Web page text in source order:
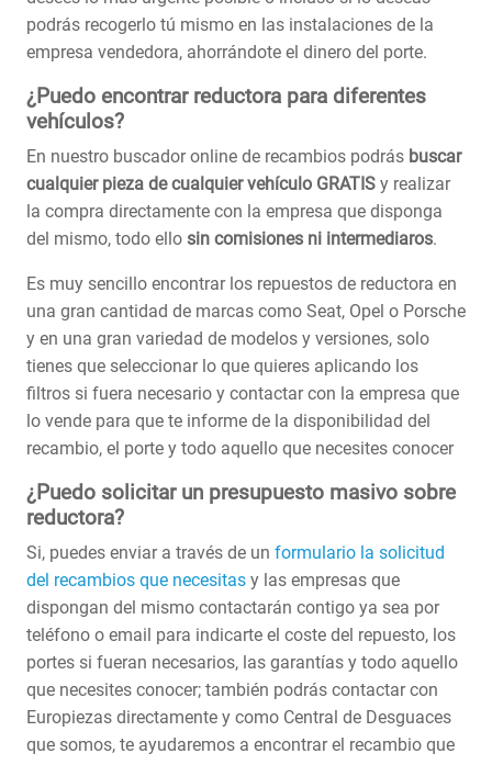
podrás recogerlo tú mismo en las instalaciones de la
empresa vendedora, ahorrándote el dinero del porte.
¿Puedo encontrar reductora para diferentes
vehículos?
En nuestro buscador online de recambios podrás buscar
cualquier pieza de cualquier vehículo GRATIS y realizar
la compra directamente con la empresa que disponga
del mismo, todo ello sin comisiones ni intermediaros.
Es muy sencillo encontrar los repuestos de reductora en
una gran cantidad de marcas como Seat, Opel o Porsche
y en una gran variedad de modelos y versiones, solo
tienes que seleccionar lo que quieres aplicando los
filtros si fuera necesario y contactar con la empresa que
lo vende para que te informe de la disponibilidad del
recambio, el porte y todo aquello que necesites conocer
¿Puedo solicitar un presupuesto masivo sobre
reductora?
Si, puedes enviar a través de un formulario la solicitud
del recambios que necesitas y las empresas que
dispongan del mismo contactarán contigo ya sea por
teléfono o email para indicarte el coste del repuesto, los
portes si fueran necesarios, las garantías y todo aquello
que necesites conocer; también podrás contactar con
Europiezas directamente y como Central de Desguaces
que somos, te ayudaremos a encontrar el recambio que